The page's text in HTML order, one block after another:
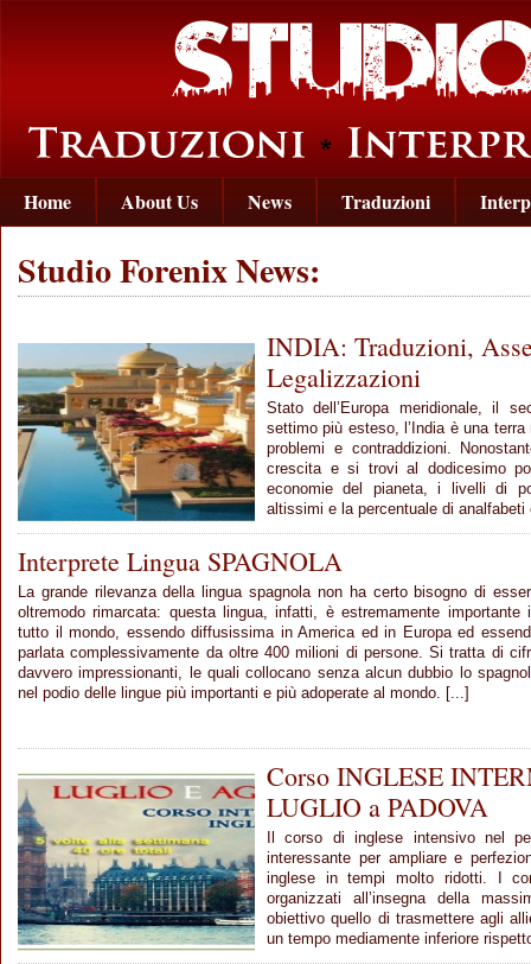
Home About Us News Traduzioni
Studio Forenix News:
INDIA: Traduzioni,
Legalizzazioni
Stato dell’Europa meridionale, il
settimo più esteso, l’India è una
problemi e contraddizioni.
crescita e si trovi al dodicesimo
economie del pianeta, i livelli di
altissimi e la percentuale di
Interprete Lingua SPAGNOLA
La grande rilevanza della lingua spagnola non ha certo bisogno di
oltremodo rimarcata: questa lingua, infatti, è estremamente importante
tutto il mondo, essendo diffusissima in America ed in Europa ed
parlata complessivamente da oltre 400 milioni di persone. Si tratta di
davvero impressionanti, le quali collocano senza alcun dubbio lo
nel podio delle lingue più importanti e più adoperate al mondo. [...]
Corso INGLESE
LUGLIO a PADOVA
Il corso di inglese intensivo nel
interessante per ampliare e
inglese in tempi molto ridotti. I
organizzati all’insegna della
obiettivo quello di trasmettere agli
un tempo mediamente inferiore